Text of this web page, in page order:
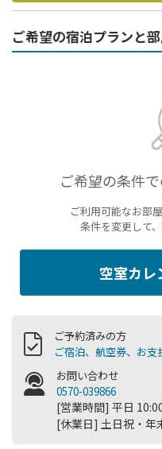
ご希望の宿泊プランと
ご希望の条件
ご利用可能なお部
条件を変更して
空室カレ
ご予約済みの方
ご宿泊、航空券、お
お問い合わせ
0570-039866
[営業時間] 平日
[休業日] 土日祝・